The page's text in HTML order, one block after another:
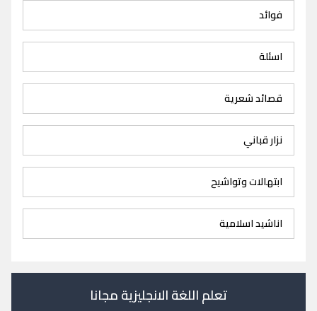
فوائد
اسئلة
قصائد شعرية
نزار قباني
ابتهالات وتواشيح
اناشيد اسلامية
تعلم اللغة الانجليزية مجانا